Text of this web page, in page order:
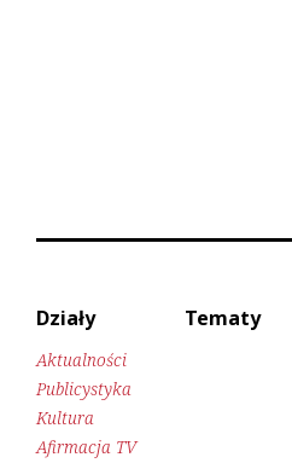
Działy
Aktualności
Publicystyka
Kultura
Afirmacja TV
Tematy